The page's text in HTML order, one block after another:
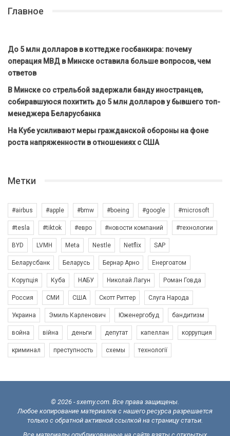
Главное
До 5 млн долларов в коттедже госбанкира: почему
операция МВД в Минске оставила больше вопросов, чем
ответов
В Минске со стрельбой задержали банду иностранцев,
собиравшуюся похитить до 5 млн долларов у бывшего топ-
менеджера Беларусбанка
На Кубе усиливают меры гражданской обороны на фоне
роста напряженности в отношениях с США
Метки
#airbus #apple #bmw #boeing #google #microsoft
#tesla #tiktok #евро #новости компаний #технологии
BYD LVMH Meta Nestle Netflix SAP
Беларусбанк Беларусь Бернар Арно Енергоатом
Корупція Куба НАБУ Николай Лагун Роман Говда
Россия СМИ США Скотт Риттер Слуга Народа
Украина Эмиль Карленович Юженергобуд бандитизм
война війна деньги депутат капеллан коррупция
криминал преступность схемы технології
© 2026 - sxemy.com. Все права защищены.
Любое копирование материалов с нашего ресурса разрешается
только с обратной активной ссылкой на страницу статьи.